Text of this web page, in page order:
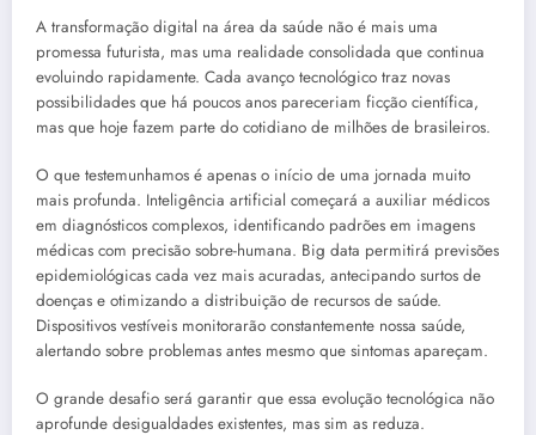
A transformação digital na área da saúde não é mais uma
promessa futurista, mas uma realidade consolidada que continua
evoluindo rapidamente. Cada avanço tecnológico traz novas
possibilidades que há poucos anos pareceriam ficção científica,
mas que hoje fazem parte do cotidiano de milhões de brasileiros.
O que testemunhamos é apenas o início de uma jornada muito
mais profunda. Inteligência artificial começará a auxiliar médicos
em diagnósticos complexos, identificando padrões em imagens
médicas com precisão sobre-humana. Big data permitirá previsões
epidemiológicas cada vez mais acuradas, antecipando surtos de
doenças e otimizando a distribuição de recursos de saúde.
Dispositivos vestíveis monitorarão constantemente nossa saúde,
alertando sobre problemas antes mesmo que sintomas apareçam.
O grande desafio será garantir que essa evolução tecnológica não
aprofunde desigualdades existentes, mas sim as reduza.